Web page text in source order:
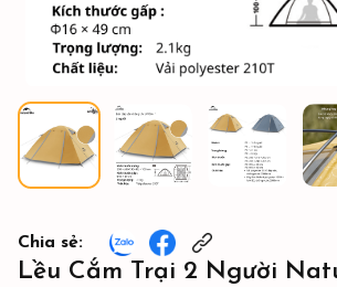
Chia sẻ:
Lều Cắm Trại 2 Người